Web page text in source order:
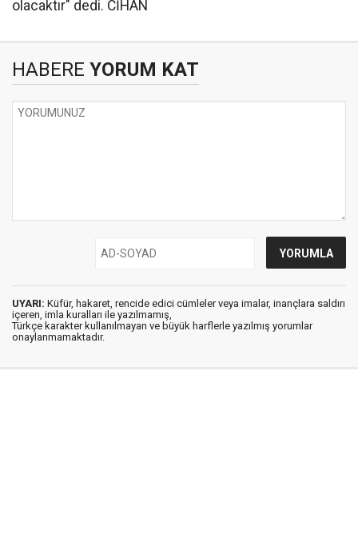
olacaktır" dedi. CİHAN
HABERE YORUM KAT
UYARI: Küfür, hakaret, rencide edici cümleler veya imalar, inançlara saldırı
içeren, imla kuralları ile yazılmamış,
Türkçe karakter kullanılmayan ve büyük harflerle yazılmış yorumlar
onaylanmamaktadır.